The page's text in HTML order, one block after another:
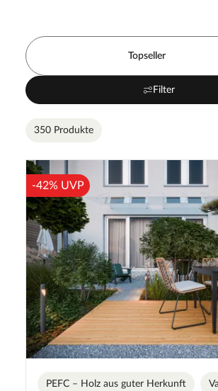
Topseller
Filter
350 Produkte
-42% UVP
PEFC – Holz aus guter Herkunft